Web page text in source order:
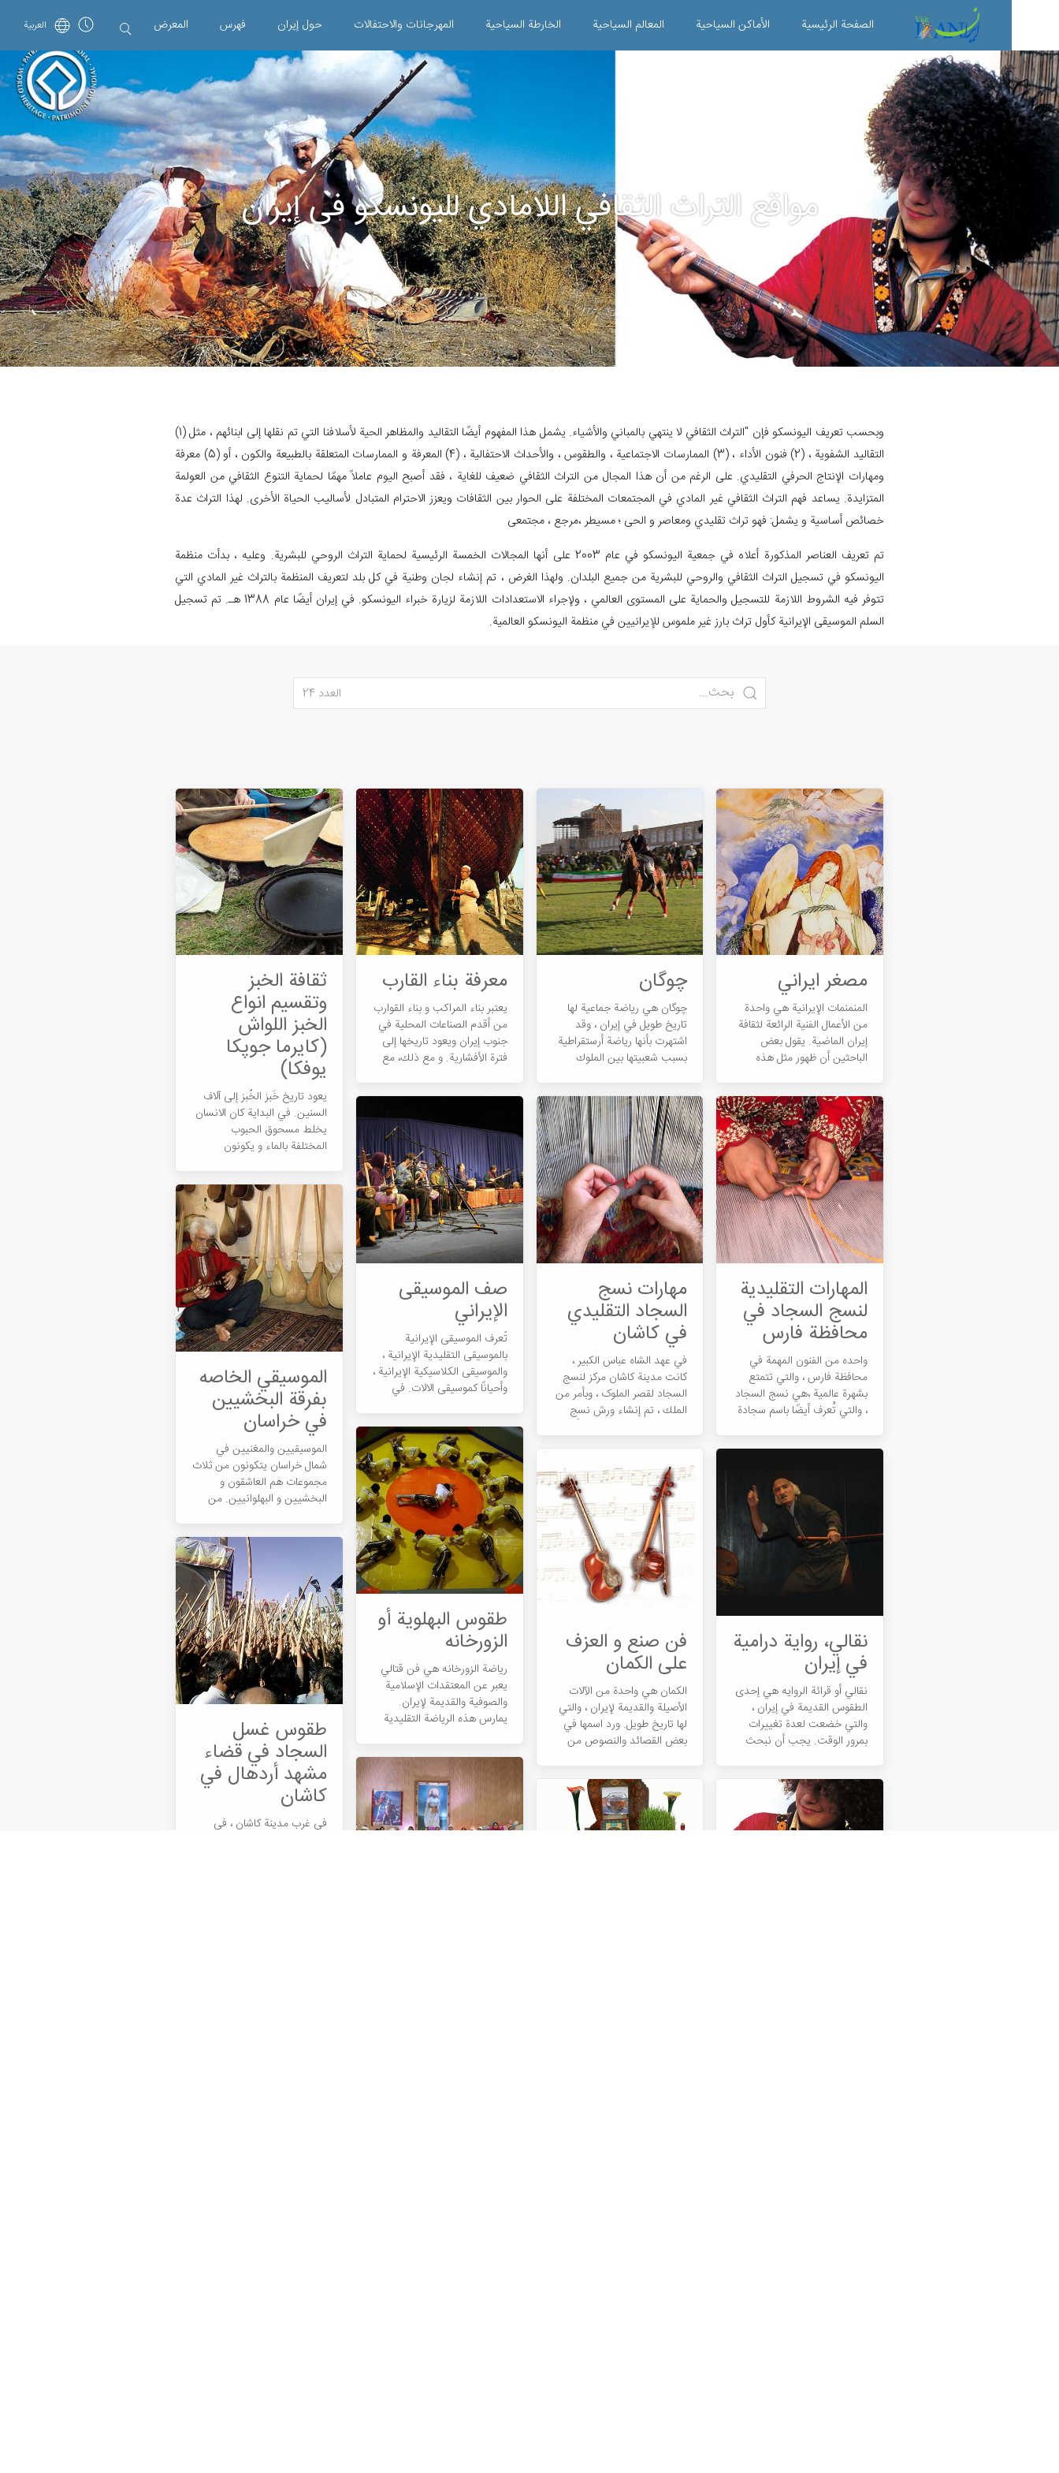
الصفحة الرئیسية الأماکن السیاحية المعالم السياحية الخارطة السياحية المهرجانات والاحتفالات حول إیران فهرس المعرض العربية
مواقع التراث الثقافي اللامادي لليونسكو في إيران
وبحسب تعريف اليونسكو فإن "التراث الثقافي لا ينتهي بالمباني والأشياء. يشمل هذا المفهوم أيضًا التقاليد والمظاهر الحية لأسلافنا التي تم نقلها إلى ابنائهم ، مثل (1)
التقاليد الشفوية ، (2) فنون الأداء ، (3) الممارسات الاجتماعية ، والطقوس ، والأحداث الاحتفالية ، (4) المعرفة و الممارسات المتعلقة بالطبيعة والكون ، أو (5) معرفة
ومهارات الإنتاج الحرفي التقليدي. على الرغم من أن هذا المجال من التراث الثقافي ضعيف للغاية ، فقد أصبح اليوم عاملاً مهمًا لحماية التنوع الثقافي من العولمة
المتزايدة. يساعد فهم التراث الثقافي غير المادي في المجتمعات المختلفة على الحوار بين الثقافات ويعزز الاحترام المتبادل لأساليب الحياة الأخرى. لهذا التراث عدة
خصائص أساسية و یشمل: فهو تراث تقليدي ومعاصر و الحی ؛ مسیطر ،مرجع ، مجتمعی
تم تعريف العناصر المذكورة أعلاه في جمعية اليونسكو في عام 2003 على أنها المجالات الخمسة الرئيسية لحماية التراث الروحي للبشرية. وعليه ، بدأت منظمة
اليونسكو في تسجيل التراث الثقافي والروحي للبشرية من جميع البلدان. ولهذا الغرض ، تم إنشاء لجان وطنية في كل بلد لتعريف المنظمة بالتراث غير المادي التي
تتوفر فيه الشروط اللازمة للتسجيل والحماية على المستوى العالمي ، ولإجراء الاستعدادات اللازمة لزيارة خبراء اليونسكو. في إيران أيضًا عام 1388 هـ. تم تسجيل
السلم الموسيقى الإيرانية كأول تراث بارز غير ملموس للإيرانيين في منظمة اليونسكو العالمية.
العدد 24
مصغر ايراني
المنمنمات الإيرانية هي واحدة
من الأعمال الفنية الرائعة لثقافة
إيران الماضية. يقول بعض
الباحثين أن ظهور مثل هذه
العصر الأخميني ، بينما يمكن
العثور على هذا الفن داخل
الكهوف. تم اكتشاف أمثلة في
كهوف مقاطعة لورستان. تم
الاهتمام بتصوير مشاهد المعركة
والصيد والحيوانات.
چوگان
چوگان هي رياضة جماعية لها
تاريخ طويل في إيران ، وقد
اشتهرت بأنها رياضة أرستقراطية
بسبب شعبيتها بين الملوك
في إيران حوالي 600 قبل الميلاد
وتم لعبها منذ العصر
الهخامنشیین. في البداية ،
كانت چوگان وسيلة ترفيه لإظهار
موهبة خيول الحرب و الفرسان
العسكريين الإيرانيين.ر
معرفة بناء القارب
يعتبر بناء المراكب و بناء القوارب
من أقدم الصناعات المحلية في
جنوب إيران ويعود تاريخها إلى
فترة الأفشارية. و مع ذلك، مع
من الفترة الساسانية في منغوليا
والساسانية ، يمكننا اعتبار أن
عصر الملاحة البحرية الإيرانية
أقدم بكثير.
ثقافة الخبز
وتقسیم انواع
الخبز اللواش
(کایرما جوپکا
یوفکا)
يعود تاريخ خَبز الخُبز إلى آلاف
السنين. في البداية کان الانسان
يخلط مسحوق الحبوب
المختلفة بالماء و یکونون
الأحجار الساخنة ، ومع مرور
الوقت وإدراك تقنيات خَبز الخُبز ،
أصبحت أكثر تطورا.
المهارات التقلیدیة
لنسج السجاد في
محافظة فارس
واحده من الفنون المهمة في
محافظة فارس ، والتي تتمتع
بشهرة عالمية ،هي نسج السجاد
، والتي تُعرف أيضًا باسم سجادة
معظم سجادات فارس القديمة
السجاد المنتج في هذه
المحافظة بأيدي النساء
الفنانات...
مهارات نسج
السجاد التقليدي
في كاشان
في عهد الشاه عباس الكبير ،
كانت مدينة كاشان مركز لنسج
السجاد لقصر الملوک ، وبأمر من
الملك ، تم إنشاء ورش نسج
إلى هذا المنطقه سجاد الشاه
عباس التي کانت تنسج من
خیوط الحرير والفضة والذهب .
صف الموسيقی
الإيراني
تُعرف الموسيقی الإيرانية
بالموسيقی التقليدية الإيرانية ،
والموسيقى الكلاسيكية الإيرانية ،
وأحيانًا كموسيقى الالات. في
نسل إلى آخر ومن معلم إلى
طالب على مر السنين ، وما هو
متاح لنا اليوم تحت عنوان
الموسيقى الإيرانية التقليدية هو
نتيجة ممارسة وتفاني وجهود
عظماء من الرجال والنساء.
الموسيقي الخاصه
بفرقة البخشيين
في خراسان
الموسيقيين والمغنيين في
شمال خراسان یتکونون من ثلاث
مجموعات هم العاشقون و
البخشیین و البهلوانیین. من
الكمان و الوترين والطبل والسرنا
والقوشمة والريد ، يصنعون أغنية
مناسبة لأي حدث تاريخي أو
ثقافي.
نقالي، رواية درامية
في إيران
نقالي أو قرائة الروایه هي إحدى
الطقوس القديمة في إيران ،
والتي خضعت لعدة تغييرات
بمرور الوقت. يجب أن نبحث
خلال التركيز على جذرها الحرفي
، وهو ما يعني قراءة القصص،
علینا البح في العصرين
الاشکانیین والگوسانیین ، الذين
فن صنع و العزف
على الكمان
الکمان هي واحدة من الآلات
الأصيلة والقديمة لإيران ، والتي
لها تاريخ طويل. ورد اسمها في
بعض القصائد والنصوص من
تاريخية للكمان مرتبطة بكتاب
\"الموسيقی الكبير\" لأبو نصر
الفارابي في القرن الرابع
الهجري. يذكر في هذا الكتاب
طقوس البهلوية أو
الزورخانه
رياضة الزورخانه هي فن قتالي
يعبر عن المعتقدات الإسلامية
والصوفية والقديمة لإيران.
يمارس هذه الرياضة التقليدية
وهي مدرجة في فئة الألعاب
الرياضية مثل الجمباز.
طقوس غسل
السجاد في قضاء
مشهد أردهال في
كاشان
في غرب مدينة كاشان ، في